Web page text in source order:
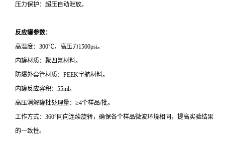
压力保护：超压自动泄放。
反应罐参数：
高温度：300℃，高压力1500psi。
内罐材质：聚四氟材料。
防爆外套管材质：PEEK宇航材料。
内罐反应容积：55ml。
高压消解罐批处理量：≥4个样品/批。
工作方式：360°同向连续旋转，确保各个样品微波环境相同，提高实验结果
的一致性。